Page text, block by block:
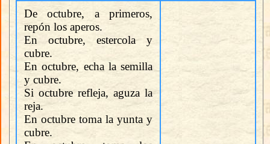
De octubre, a primeros,
repón los aperos.
En octubre, estercola y
cubre.
En octubre, echa la semilla
y cubre.
Si octubre refleja, aguza la
reja.
En octubre toma la yunta y
cubre.